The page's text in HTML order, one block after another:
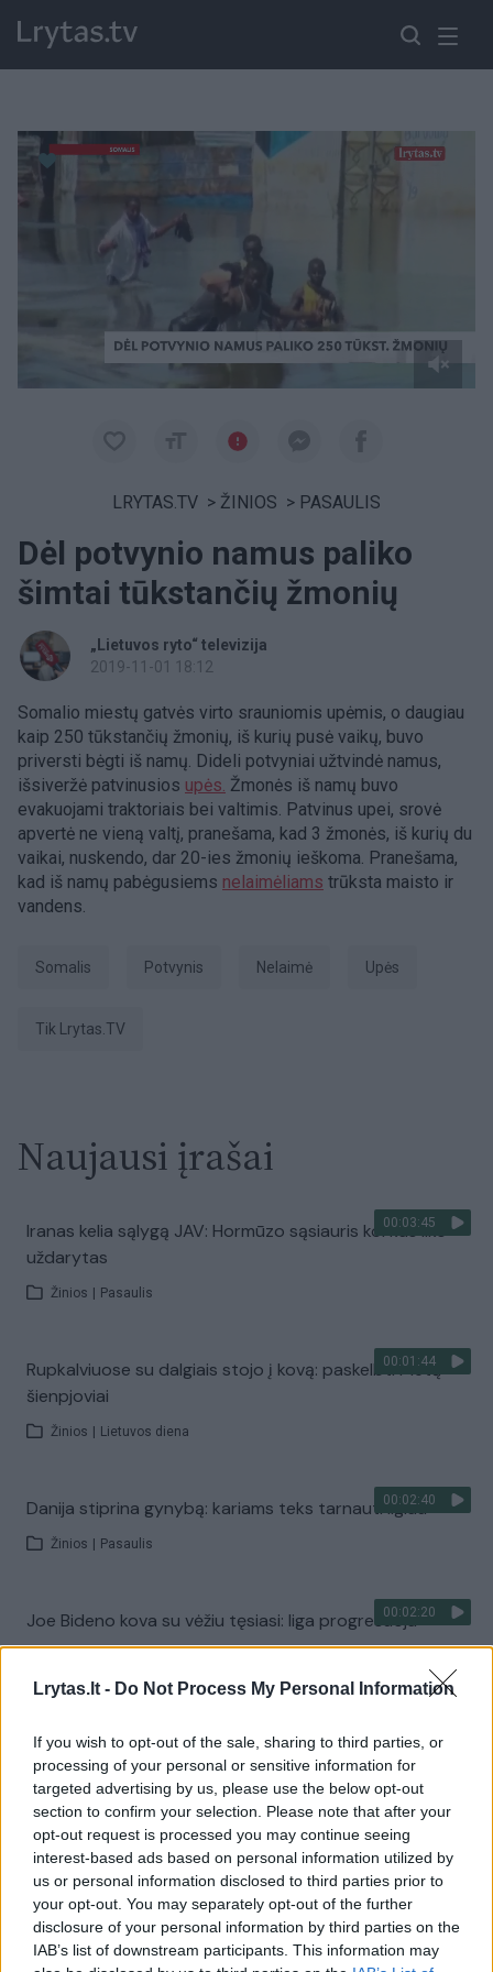
Lrytas.lt - Do Not Process My Personal Information
If you wish to opt-out of the sale, sharing to third parties, or
processing of your personal or sensitive information for
targeted advertising by us, please use the below opt-out
section to confirm your selection. Please note that after your
opt-out request is processed you may continue seeing
interest-based ads based on personal information utilized by
us or personal information disclosed to third parties prior to
your opt-out. You may separately opt-out of the further
disclosure of your personal information by third parties on the
IAB’s list of downstream participants. This information may
LRYTAS.TV > ŽINIOS > PASAULIS
Dėl potvynio namus paliko
šimtai tūkstančių žmonių
„Lietuvos ryto“ televizija
2019-11-01 18:12
Somalio miestų gatvės virto srauniomis upėmis, o daugiau
kaip 250 tūkstančių žmonių, iš kurių pusė vaikų, buvo
priversti bėgti iš namų. Dideli potvyniai užtvindė namus,
išsiveržė patvinusios upės. Žmonės iš namų buvo
evakuojami traktoriais bei valtimis. Patvinus upei, srovė
apvertė ne vieną valtį, pranešama, kad 3 žmonės, iš kurių du
vaikai, nuskendo, dar 20-ies žmonių ieškoma. Pranešama,
kad iš namų pabėgusiems nelaimėliams trūksta maisto ir
vandens.
Somalis potvynis Nelaimė upės
tik Lrytas.TV
Naujausi įrašai
00:03:45
Iranas kelia sąlygą JAV: Hormūzo sąsiauris kol kas liks
uždarytas
Žinios Pasaulis
00:01:44
Rupkalviuose su dalgiais stojo į kovą: paskelbti Metų
šienpjoviai
Žinios Lietuvos diena
00:02:40
Danija stiprina gynybą: kariams teks tarnauti ilgiau
Žinios Pasaulis
00:02:20
Joe Bideno kova su vėžiu tęsiasi: liga progresuoja
Žiūrimiausi įrašai
00:00:30
Vaizdai iš tragiškos avarijos Vilniaus r.: dviejų moterų ir
vaiko gyvybių išgelbėti nepavyko